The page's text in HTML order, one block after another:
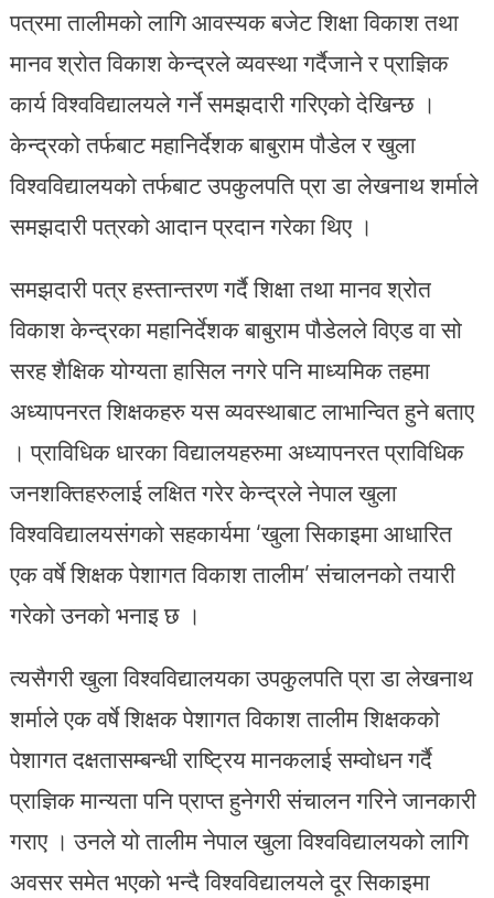
पत्रमा तालीमको लागि आवस्यक बजेट शिक्षा विकाश तथा
मानव श्रोत विकाश केन्द्रले व्यवस्था गर्दैजाने र प्राज्ञिक
कार्य विश्वविद्यालयले गर्ने समझदारी गरिएको देखिन्छ ।
केन्द्रको तर्फबाट महानिर्देशक बाबुराम पौडेल र खुला
विश्वविद्यालयको तर्फबाट उपकुलपति प्रा डा लेखनाथ शर्माले
समझदारी पत्रको आदान प्रदान गरेका थिए ।
समझदारी पत्र हस्तान्तरण गर्दै शिक्षा तथा मानव श्रोत
विकाश केन्द्रका महानिर्देशक बाबुराम पौडेलले विएड वा सो
सरह शैक्षिक योग्यता हासिल नगरे पनि माध्यमिक तहमा
अध्यापनरत शिक्षकहरु यस व्यवस्थाबाट लाभान्वित हुने बताए
। प्राविधिक धारका विद्यालयहरुमा अध्यापनरत प्राविधिक
जनशक्तिहरुलाई लक्षित गरेर केन्द्रले नेपाल खुला
विश्वविद्यालयसंगको सहकार्यमा ‘खुला सिकाइमा आधारित
एक वर्षे शिक्षक पेशागत विकाश तालीम’ संचालनको तयारी
गरेको उनको भनाइ छ ।
त्यसैगरी खुला विश्वविद्यालयका उपकुलपति प्रा डा लेखनाथ
शर्माले एक वर्षे शिक्षक पेशागत विकाश तालीम शिक्षकको
पेशागत दक्षतासम्बन्धी राष्ट्रिय मानकलाई सम्वोधन गर्दै
प्राज्ञिक मान्यता पनि प्राप्त हुनेगरी संचालन गरिने जानकारी
गराए । उनले यो तालीम नेपाल खुला विश्वविद्यालयको लागि
अवसर समेत भएको भन्दै विश्वविद्यालयले दूर सिकाइमा